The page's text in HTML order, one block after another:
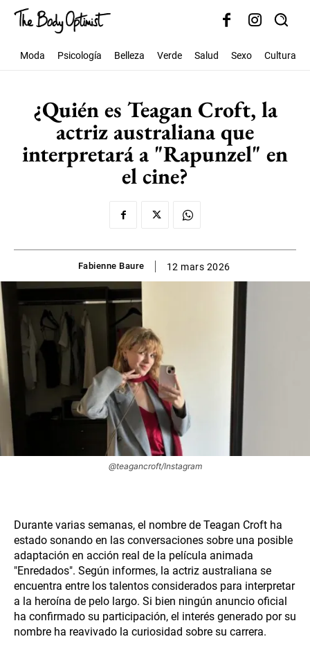
Moda Psicología Belleza Verde Salud Sexo Cultura
¿Quién es Teagan Croft, la
actriz australiana que
interpretará a "Rapunzel" en
el cine?
Fabienne Baure 12 mars 2026
@teagancroft/Instagram
Durante varias semanas, el nombre de Teagan Croft ha
estado sonando en las conversaciones sobre una posible
adaptación en acción real de la película animada
"Enredados". Según informes, la actriz australiana se
encuentra entre los talentos considerados para interpretar
a la heroína de pelo largo. Si bien ningún anuncio oficial
ha confirmado su participación, el interés generado por su
nombre ha reavivado la curiosidad sobre su carrera.